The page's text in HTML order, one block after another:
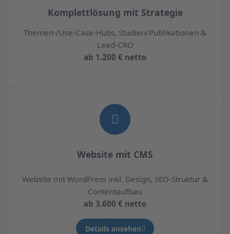
Komplettlösung mit Strategie
Themen-/Use-Case-Hubs, Studien/Publikationen &
Lead-CRO
ab 1.200 € netto
Website mit CMS
Website mit WordPress inkl. Design, SEO-Struktur &
Contentaufbau
ab 3.600 € netto
Details ansehen